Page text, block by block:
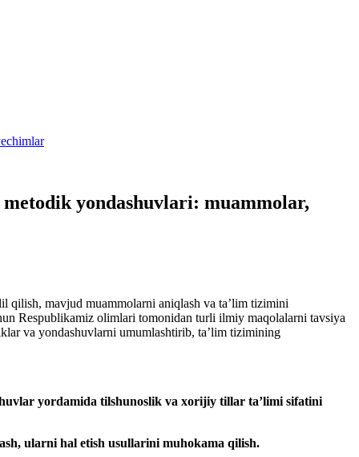
yondashuvlari: muammolar,
qilish, mavjud muammolarni aniqlash va ta’lim tizimini
Respublikamiz olimlari tomonidan turli ilmiy maqolalarni tavsiya
va yondashuvlarni umumlashtirib, ta’lim tizimining
yordamida tilshunoslik va xorijiy tillar ta’limi sifatini
ularni hal etish usullarini muhokama qilish.